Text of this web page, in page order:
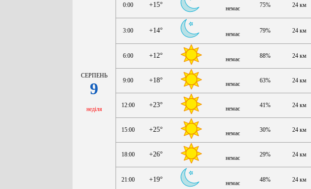
СЕРПЕНЬ
9
неділя
0:00 +15° немає 75% 24 км
3:00 +14° немає 79% 24 км
6:00 +12° немає 88% 24 км
9:00 +18° немає 63% 24 км
12:00 +23° немає 41% 24 км
15:00 +25° немає 30% 24 км
18:00 +26° немає 29% 24 км
21:00 +19° немає 48% 24 км